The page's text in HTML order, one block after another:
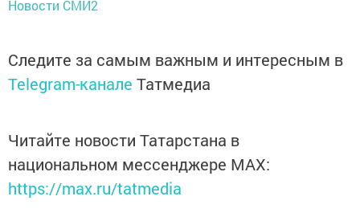
Новости СМИ2
Следите за самым важным и интересным в
Telegram-канале Татмедиа
Читайте новости Татарстана в
национальном мессенджере MАХ:
https://max.ru/tatmedia